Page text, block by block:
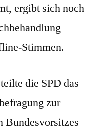
ergibt sich noch
Stimmen.
die SPD das
zur
Bundesvorsitzes